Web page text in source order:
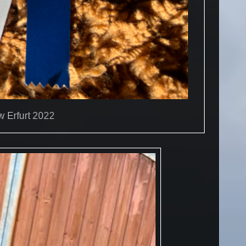
Erfurt 2022